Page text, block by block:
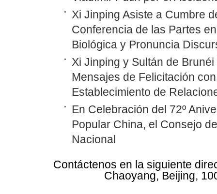
Xi Jinping Asiste a Cumbre
Conferencia de las Partes
Biológica y Pronuncia
Xi Jinping y Sultán de
Mensajes de Felicitación
Establecimiento de
En Celebración del 72º
Popular China, el Consejo
Nacional
Contáctenos en la siguiente
Chaoyang, Beijing,